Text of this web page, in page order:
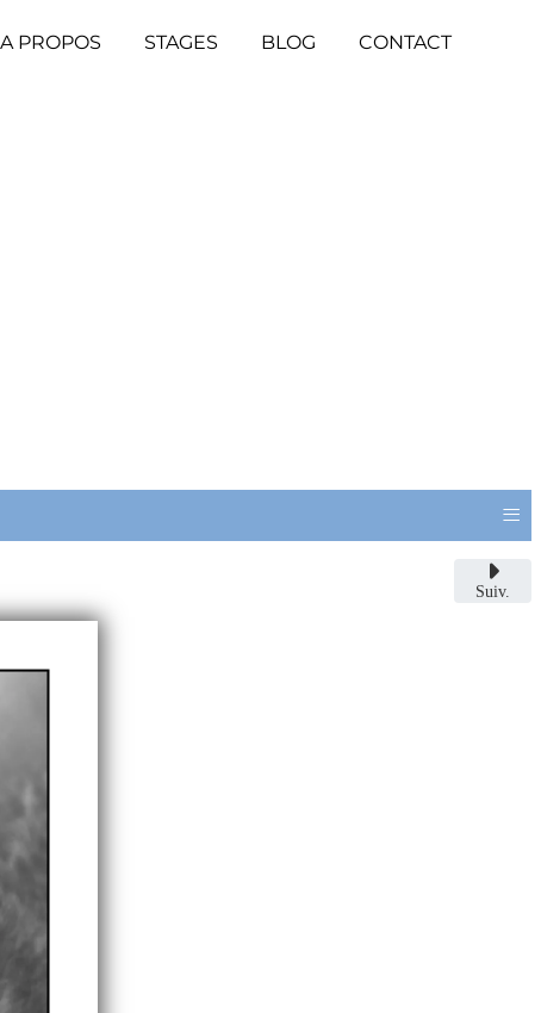
A PROPOS STAGES BLOG CONTACT
≡
Suiv.